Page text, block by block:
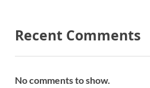
Recent Comments
No comments to show.